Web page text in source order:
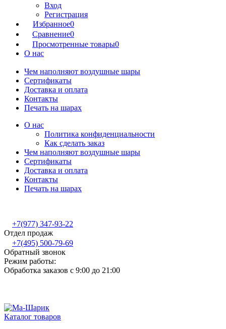
Вход
Регистрация
Избранное0
Сравнение0
Просмотренные товары0
О нас
Чем наполняют воздушные шары
Сертификаты
Доставка и оплата
Контакты
Печать на шарах
О нас
Политика конфиденциальности
Как сделать заказ
Чем наполняют воздушные шары
Сертификаты
Доставка и оплата
Контакты
Печать на шарах
+7(977) 347-93-22
Отдел продаж
+7(495) 500-79-69
Обратный звонок
Режим работы:
Обработка заказов с 9:00 до 21:00
Каталог товаров